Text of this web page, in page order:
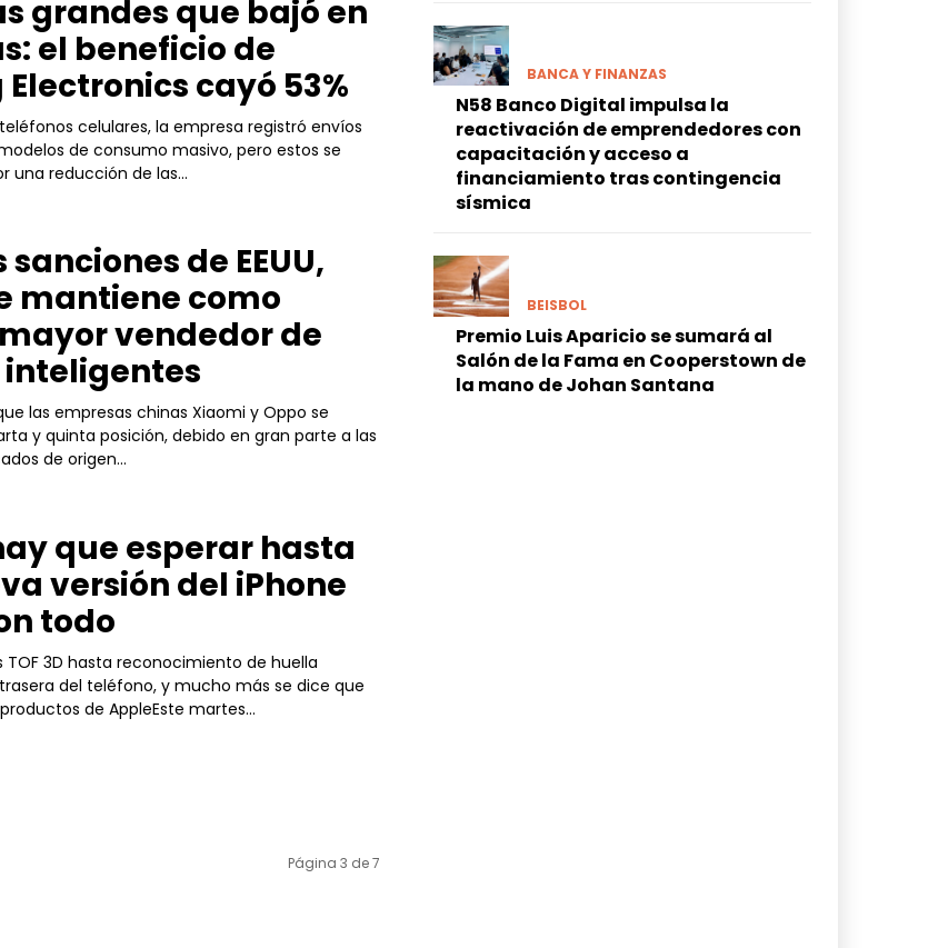
grandes que bajó en
el beneficio de
cayó 53%
celulares, la empresa registró envíos
de consumo masivo, pero estos se
una reducción de las...
sanciones de EEUU,
mantiene como
vendedor de
las empresas chinas Xiaomi y Oppo se
y quinta posición, debido en gran parte a las
de origen...
que esperar hasta
versión del iPhone
todo
TOF 3D hasta reconocimiento de huella
del teléfono, y mucho más se dice que
de AppleEste martes...
Página 3 de 7
BANCA Y FINANZAS
N58 Banco Digital impulsa la
reactivación de emprendedores con
capacitación y acceso a
financiamiento tras contingencia
sísmica
BEISBOL
Premio Luis Aparicio se sumará al
Salón de la Fama en Cooperstown de
la mano de Johan Santana